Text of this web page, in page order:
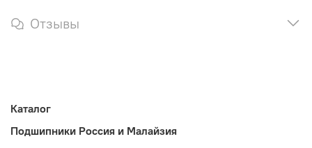
Отзывы
Каталог
Подшипники Россия и Малайзия